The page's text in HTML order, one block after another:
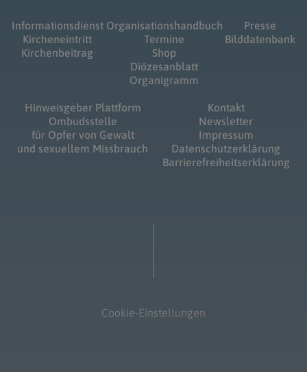
Informationsdienst
Kircheneintritt
Kirchenbeitrag
Organisationshandbuch
Termine
Shop
Diözesanblatt
Organigramm
Presse
Bilddatenbank
Hinweisgeber Plattform
Ombudsstelle
für Opfer von Gewalt
und sexuellem Missbrauch
Kontakt
Newsletter
Impressum
Datenschutzerklärung
Barrierefreiheitserklärung
Cookie-Einstellungen